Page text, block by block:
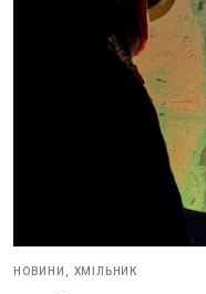
НОВИНИ, ХМІЛЬНИК